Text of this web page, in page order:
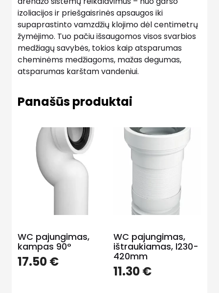
izoliacijos ir priešgaisrinės apsaugos iki
supaprastinto vamzdžių klojimo dėl centimetrų
žymėjimo. Tuo pačiu išsaugomos visos svarbios
medžiagų savybės, tokios kaip atsparumas
cheminėms medžiagoms, mažas degumas,
atsparumas karštam vandeniui.
Panašūs produktai
WC pajungimas,
kampas 90°
17.50€
WC pajungimas,
ištraukiamas, l230-
420mm
11.30€